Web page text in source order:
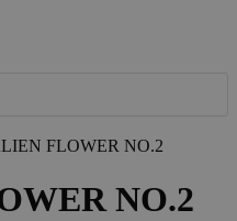
FLOWER NO.2
NO.2